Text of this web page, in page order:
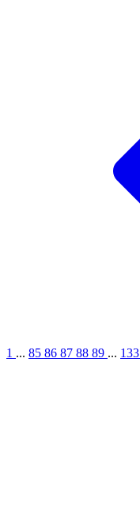
1 ... 85 86 87 88 89 ... 133